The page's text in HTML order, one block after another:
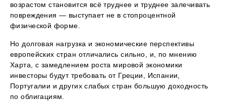
возрастом становится всё труднее и труднее залечивать
повреждения — выступает не в стопроцентной
физической форме.
Но долговая нагрузка и экономические перспективы
европейских стран отличались сильно, и, по мнению
Харта, с замедлением роста мировой экономики
инвесторы будут требовать от Греции, Испании,
Португалии и других слабых стран большую доходность
по облигациям.